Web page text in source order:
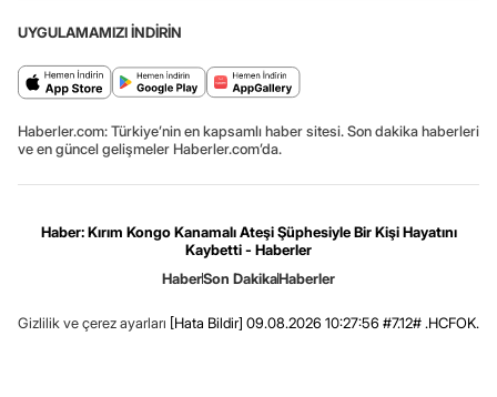
UYGULAMAMIZI İNDİRİN
Haberler.com: Türkiye’nin en kapsamlı haber sitesi. Son dakika haberleri
ve en güncel gelişmeler Haberler.com’da.
Haber: Kırım Kongo Kanamalı Ateşi Şüphesiyle Bir Kişi Hayatını
Kaybetti - Haberler
HaberSon DakikaHaberler
Gizlilik ve çerez ayarları [Hata Bildir] 09.08.2026 10:27:56 #7.12# .HCFOK.